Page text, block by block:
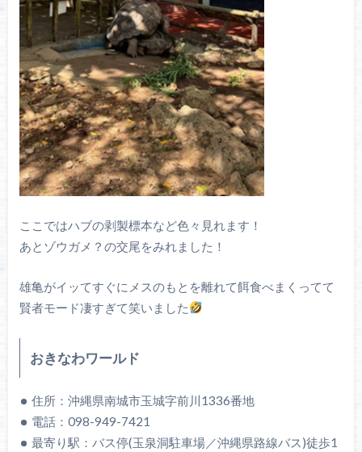
ここではハブの剥製標本など色々見れます！
あとゾウガメ？の交尾をみれました！
雄亀がイッてすぐにメスのもとを離れて餌食べまくってて
賢者モード凄すぎて笑いました
おきなわワールド
住所：沖縄県南城市玉城字前川1336番地
電話：098-949-7421
最寄り駅：バス停(玉泉洞駐車場／沖縄県路線バス)徒歩1